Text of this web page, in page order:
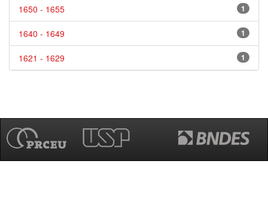
1
1650 - 1655
1
1640 - 1649
1
1621 - 1629